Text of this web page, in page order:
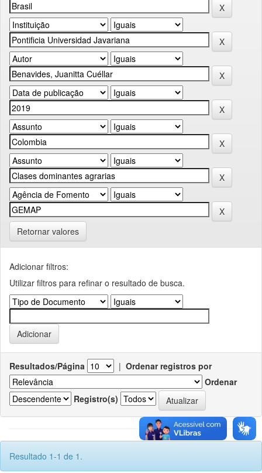
Retornar valores
Adicionar filtros:
Utilizar filtros para refinar o resultado de busca.
Resultados/Página | Ordenar registros por
Ordenar
Registro(s)
Resultado 1-1 de 1.